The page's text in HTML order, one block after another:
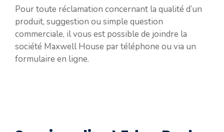
Pour toute réclamation concernant la qualité d’un
produit, suggestion ou simple question
commerciale, il vous est possible de joindre la
société Maxwell House par téléphone ou via un
formulaire en ligne.